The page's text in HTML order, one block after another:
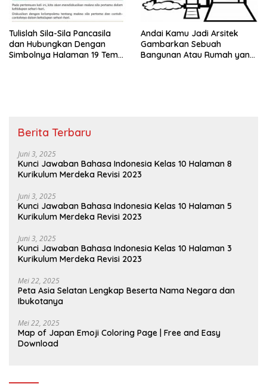
Tulislah Sila-Sila Pancasila
dan Hubungkan Dengan
Simbolnya Halaman 19 Tema
Andai Kamu Jadi Arsitek
Gambarkan Sebuah
Bangunan Atau Rumah yang
Berita Terbaru
Juni 3, 2025
Kunci Jawaban Bahasa Indonesia Kelas 10 Halaman 8
Kurikulum Merdeka Revisi 2023
Juni 3, 2025
Kunci Jawaban Bahasa Indonesia Kelas 10 Halaman 5
Kurikulum Merdeka Revisi 2023
Juni 3, 2025
Kunci Jawaban Bahasa Indonesia Kelas 10 Halaman 3
Kurikulum Merdeka Revisi 2023
Mei 22, 2025
Peta Asia Selatan Lengkap Beserta Nama Negara dan
Ibukotanya
Mei 22, 2025
Map of Japan Emoji Coloring Page | Free and Easy
Download